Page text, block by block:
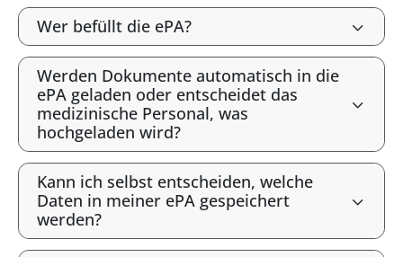
Wer befüllt die ePA?
Werden Dokumente automatisch in die
ePA geladen oder entscheidet das
medizinische Personal, was
hochgeladen wird?
Kann ich selbst entscheiden, welche
Daten in meiner ePA gespeichert
werden?